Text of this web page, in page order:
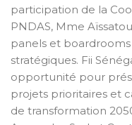
participation de la
PNDAS, Mme
panels et
stratégiques. Fii
opportunité pour
projets prioritaires et
de transformation